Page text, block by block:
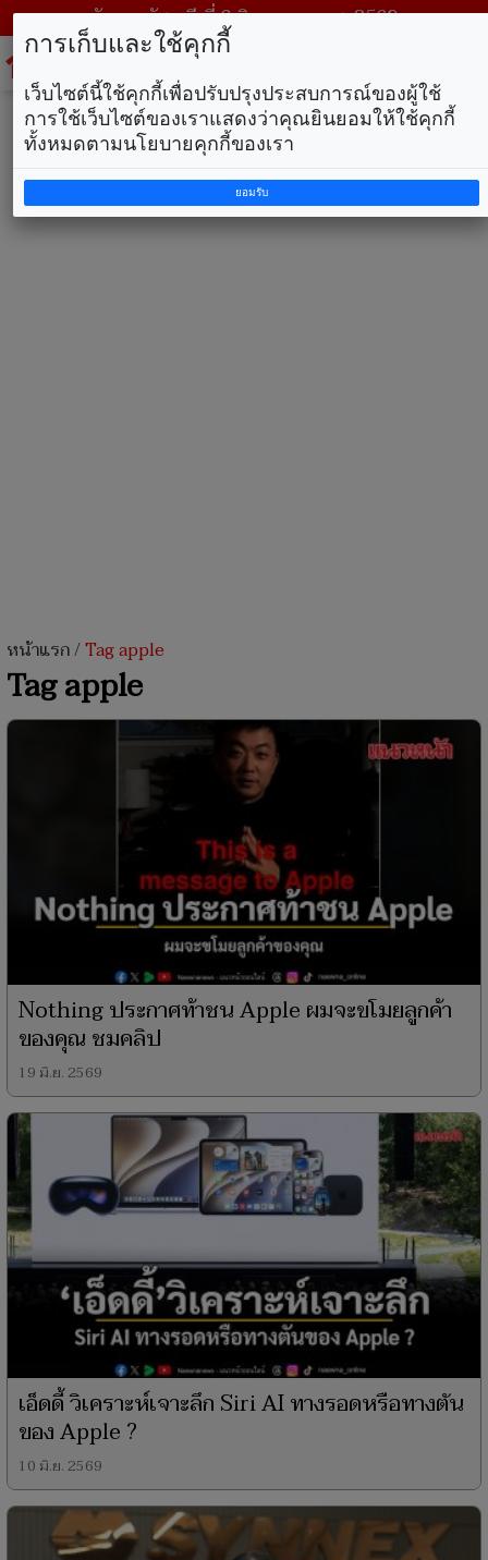
วันพฤหัสบดี ที่ 6 สิงหาคม พ.ศ. 2569
หน้าแรก/Tag apple
Tag apple
Nothing ประกาศท้าชน Apple ผมจะขโมยลูกค้า
ของคุณ ชมคลิป
19 มิ.ย. 2569
เอ็ดดี้ วิเคราะห์เจาะลึก Siri AI ทางรอดหรือทางตัน
ของ Apple ?
10 มิ.ย. 2569
การเก็บและใช้คุกกี้
เว็บไซต์นี้ใช้คุกกี้เพื่อปรับปรุงประสบการณ์ของผู้ใช้
การใช้เว็บไซต์ของเราแสดงว่าคุณยินยอมให้ใช้คุกกี้
ทั้งหมดตามนโยบายคุกกี้ของเรา
ยอมรับ